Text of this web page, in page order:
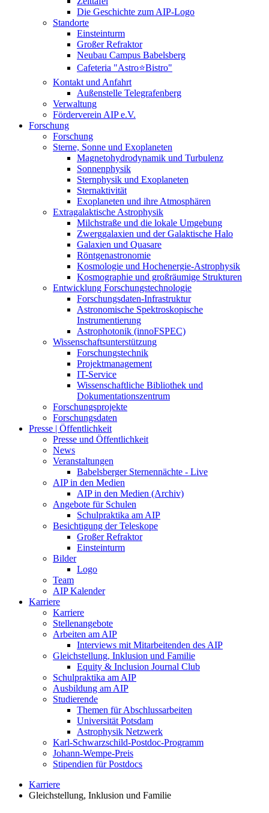
Die Geschichte zum AIP-Logo
Standorte
Einsteinturm
Großer Refraktor
Neubau Campus Babelsberg
Cafeteria "Astro⭐Bistro"
Kontakt und Anfahrt
Außenstelle Telegrafenberg
Verwaltung
Förderverein AIP e.V.
Forschung
Forschung
Sterne, Sonne und Exoplaneten
Magnetohydrodynamik und Turbulenz
Sonnenphysik
Sternphysik und Exoplaneten
Sternaktivität
Exoplaneten und ihre Atmosphären
Extragalaktische Astrophysik
Milchstraße und die lokale Umgebung
Zwerggalaxien und der Galaktische Halo
Galaxien und Quasare
Röntgenastronomie
Kosmologie und Hochenergie-Astrophysik
Kosmographie und großräumige Strukturen
Entwicklung Forschungstechnologie
Forschungsdaten-Infrastruktur
Astronomische Spektroskopische
Instrumentierung
Astrophotonik (innoFSPEC)
Wissenschaftsunterstützung
Forschungstechnik
Projektmanagement
IT-Service
Wissenschaftliche Bibliothek und
Dokumentationszentrum
Forschungsprojekte
Forschungsdaten
Presse | Öffentlichkeit
Presse und Öffentlichkeit
News
Veranstaltungen
Babelsberger Sternennächte - Live
AIP in den Medien
AIP in den Medien (Archiv)
Angebote für Schulen
Schulpraktika am AIP
Besichtigung der Teleskope
Großer Refraktor
Einsteinturm
Bilder
Logo
Team
AIP Kalender
Karriere
Karriere
Stellenangebote
Arbeiten am AIP
Interviews mit Mitarbeitenden des AIP
Gleichstellung, Inklusion und Familie
Equity & Inclusion Journal Club
Schulpraktika am AIP
Ausbildung am AIP
Studierende
Themen für Abschlussarbeiten
Universität Potsdam
Astrophysik Netzwerk
Karl-Schwarzschild-Postdoc-Programm
Johann-Wempe-Preis
Stipendien für Postdocs
Karriere
Gleichstellung, Inklusion und Familie